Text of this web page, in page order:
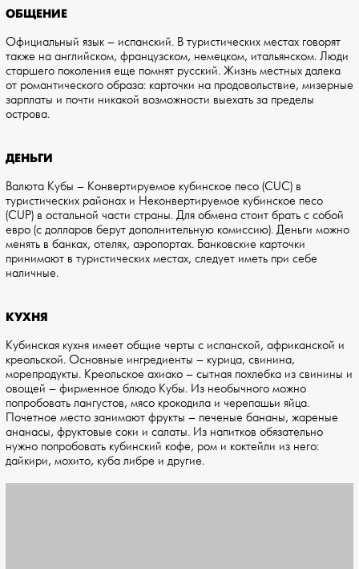
ОБЩЕНИЕ
Официальный язык – испанский. В туристических местах говорят
также на английском, французском, немецком, итальянском. Люди
старшего поколения еще помнят русский. Жизнь местных далека
от романтического образа: карточки на продовольствие, мизерные
зарплаты и почти никакой возможности выехать за пределы
острова.
ДЕНЬГИ
Валюта Кубы – Конвертируемое кубинское песо (CUC) в
туристических районах и Неконвертируемое кубинское песо
(CUP) в остальной части страны. Для обмена стоит брать с собой
евро (с долларов берут дополнительную комиссию). Деньги можно
менять в банках, отелях, аэропортах. Банковские карточки
принимают в туристических местах, следует иметь при себе
наличные.
КУХНЯ
Кубинская кухня имеет общие черты с испанской, африканской и
креольской. Основные ингредиенты – курица, свинина,
морепродукты. Креольское ахиако – сытная похлебка из свинины и
овощей – фирменное блюдо Кубы. Из необычного можно
попробовать лангустов, мясо крокодила и черепашьи яйца.
Почетное место занимают фрукты – печеные бананы, жареные
ананасы, фруктовые соки и салаты. Из напитков обязательно
нужно попробовать кубинский кофе, ром и коктейли из него:
дайкири, мохито, куба либре и другие.